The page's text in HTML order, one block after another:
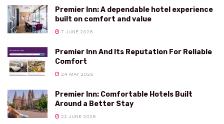
Premier Inn: A dependable hotel experience
built on comfort and value
7 JUNE 2026
Premier Inn And Its Reputation For Reliable
Comfort
24 MAY 2026
Premier Inn: Comfortable Hotels Built
Around a Better Stay
22 JUNE 2026